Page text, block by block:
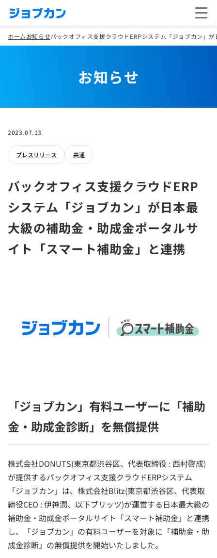
ホームお知らせバックオフィス支援クラウドERPシステム「ジョブカン」
お知らせ
2023.07.13
プレスリリース 共通
バックオフィス支援クラウドERP
システム「ジョブカン」が日本最
大級の補助金・助成金ポータルサ
イト「スマート補助金」と連携
「ジョブカン」有料ユーザーに「補助
金・助成金診断」を無償提供
株式会社DONUTS(東京都渋谷区、代表取締役 : 西村啓成)
が提供するバックオフィス支援クラウドERPシステム
「ジョブカン」は、株式会社Blitz(東京都渋谷区、代表取
締役CEO : 伊神潤、以下ブリッツ)が運営する日本最大級の
補助金・助成金ポータルサイト「スマート補助金」と連携
し、「ジョブカン」の有料ユーザーを対象に「補助金・助
成金診断」の無償提供を開始いたしました。